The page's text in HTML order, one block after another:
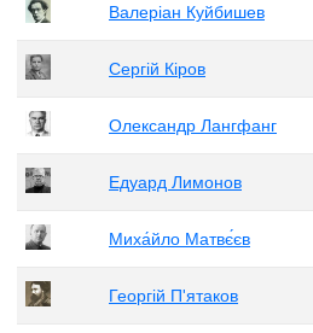
Валеріан Куйбишев
Сергій Кіров
Олександр Лангфанг
Едуард Лимонов
Миха́йло Матвє́єв
Георгій П'ятаков